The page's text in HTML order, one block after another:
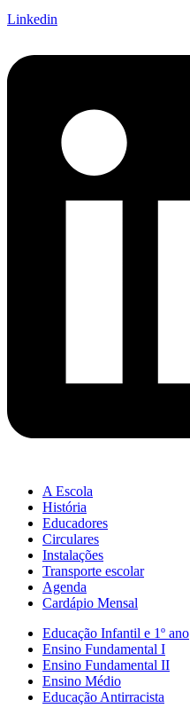
Linkedin
A Escola
História
Educadores
Circulares
Instalações
Transporte escolar
Agenda
Cardápio Mensal
Educação Infantil e 1º ano
Ensino Fundamental I
Ensino Fundamental II
Ensino Médio
Educação Antirracista